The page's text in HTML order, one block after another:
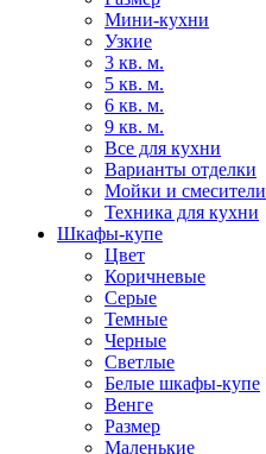
Мини-кухни
Узкие
3 кв. м.
5 кв. м.
6 кв. м.
9 кв. м.
Все для кухни
Варианты отделки
Мойки и смесители
Техника для кухни
Шкафы-купе
Цвет
Коричневые
Серые
Темные
Черные
Светлые
Белые шкафы-купе
Венге
Размер
Маленькие